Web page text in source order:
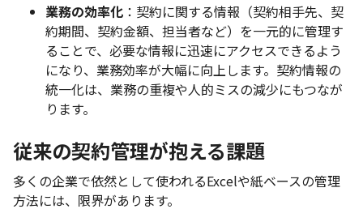
業務の効率化 ：契約に関する情報（契約相手先、契
約期間、契約金額、担当者など）を一元的に管理す
ることで、必要な情報に迅速にアクセスできるよう
になり、業務効率が大幅に向上します。契約情報の
統一化は、業務の重複や人的ミスの減少にもつなが
ります。
従来の契約管理が抱える課題
多くの企業で依然として使われるExcelや紙ベースの管理
方法には、限界があります。